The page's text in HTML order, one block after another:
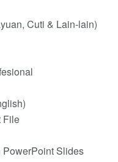
Cuti & Lain-lain)
File
PowerPoint Slides